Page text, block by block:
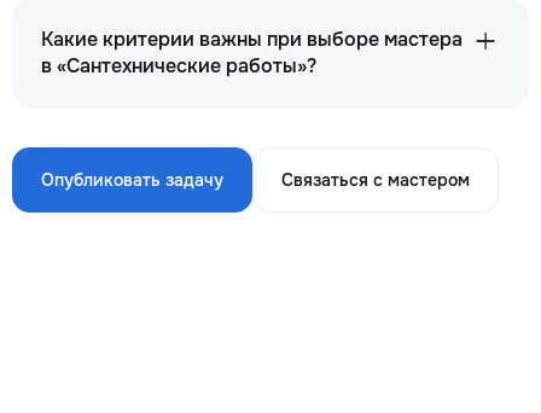
Какие критерии важны при выборе мастера
в «Сантехнические работы»?
Опубликовать задачу Связаться с мастером